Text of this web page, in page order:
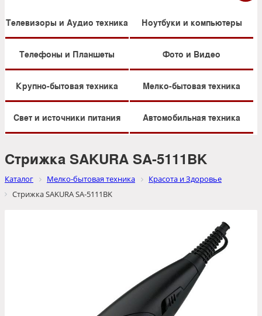
Телевизоры и Аудио техника Ноутбуки и компьютеры
Телефоны и Планшеты Фото и Видео
Крупно-бытовая техника Мелко-бытовая техника
Свет и источники питания Автомобильная техника
Стрижка SAKURA SA-5111BK
Каталог Мелко-бытовая техника
Красота и Здоровье
Стрижка SAKURA SA-5111BK